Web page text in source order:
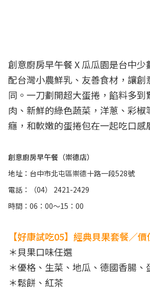
創意廚房早午餐 X 瓜瓜園是台中
配台灣小農鮮乳、友善食材，讓創
同。一刀劃開超大蛋捲，餡料多到
肉、新鮮的綠色蔬菜，洋蔥、彩椒
癮，和軟嫩的蛋捲包在一起吃口感
創意廚房早午餐（崇德店）
地址：台中市北屯區崇德十路一段528號
電話：（04） 2421-2429
時間：06：00～15：00
【好康試吃05】經典貝果套餐／
＊貝果口味任選
＊優格、生菜、地瓜、德國香腸、
＊鬆餅、紅茶